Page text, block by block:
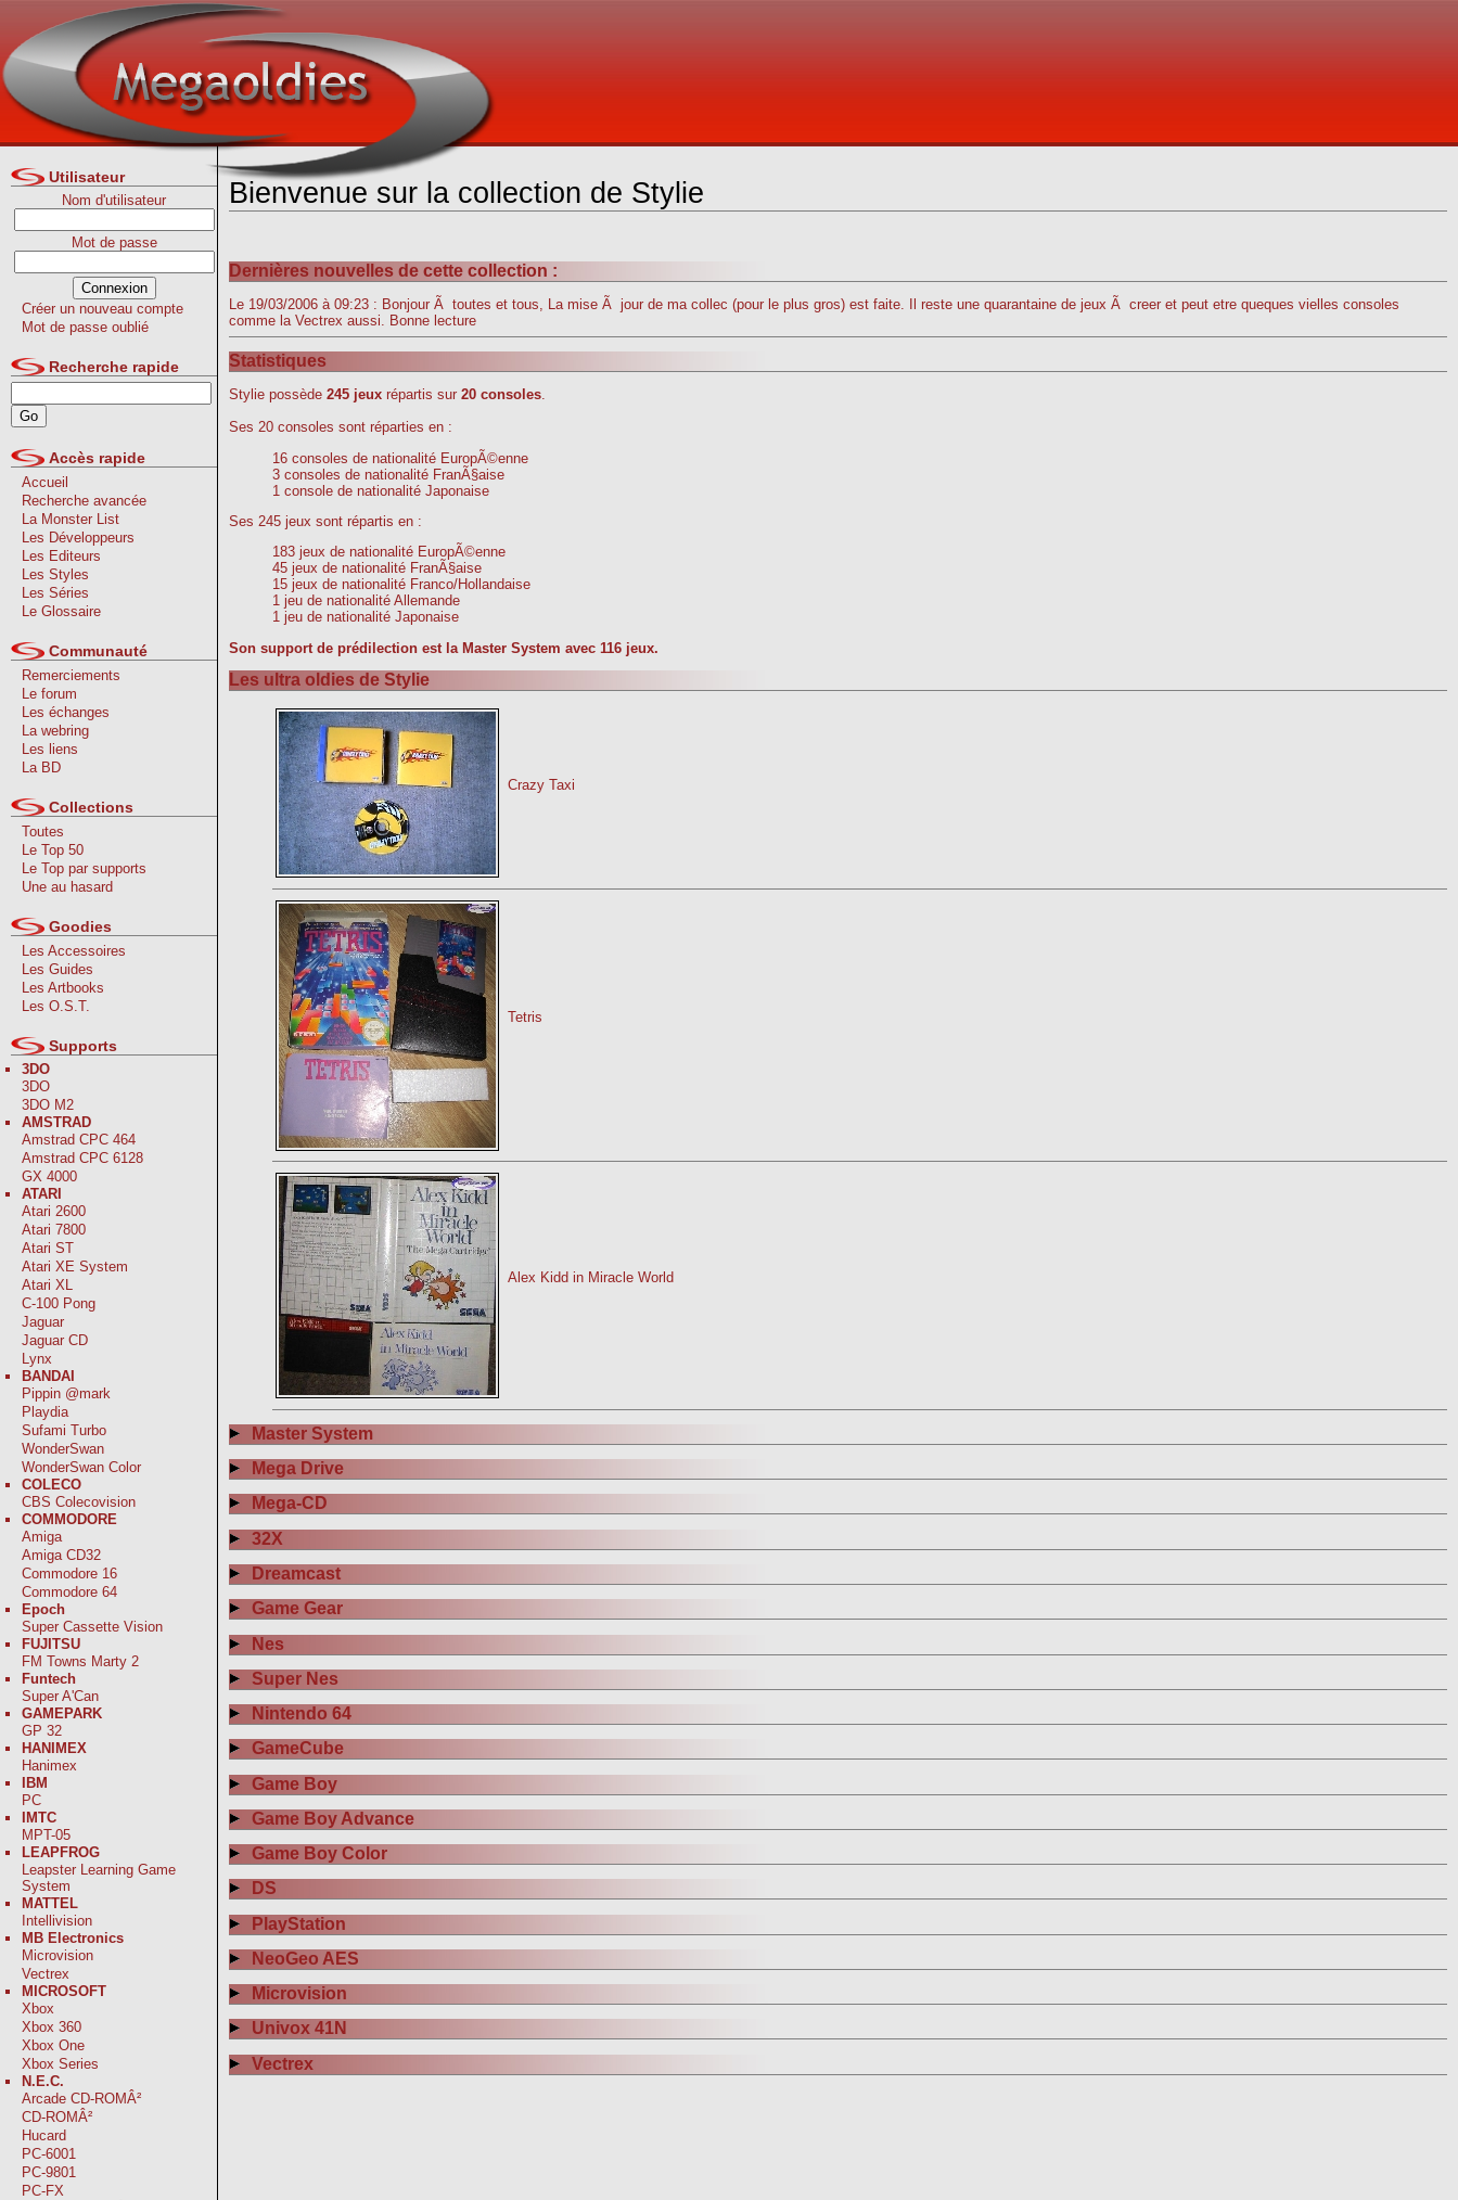
Utilisateur
Nom d'utilisateur
Mot de passe
Créer un nouveau compte
Mot de passe oublié
Recherche rapide
Accès rapide
Accueil
Recherche avancée
La Monster List
Les Développeurs
Les Editeurs
Les Styles
Les Séries
Le Glossaire
Communauté
Remerciements
Le forum
Les échanges
La webring
Les liens
La BD
Collections
Toutes
Le Top 50
Le Top par supports
Une au hasard
Goodies
Les Accessoires
Les Guides
Les Artbooks
Les O.S.T.
Supports
3DO
3DO
3DO M2
AMSTRAD
Amstrad CPC 464
Amstrad CPC 6128
GX 4000
ATARI
Atari 2600
Atari 7800
Atari ST
Atari XE System
Atari XL
C-100 Pong
Jaguar
Jaguar CD
Lynx
BANDAI
Pippin @mark
Playdia
Sufami Turbo
WonderSwan
WonderSwan Color
COLECO
CBS Colecovision
COMMODORE
Amiga
Amiga CD32
Commodore 16
Commodore 64
Epoch
Super Cassette Vision
FUJITSU
FM Towns Marty 2
Funtech
Super A'Can
GAMEPARK
GP 32
HANIMEX
Hanimex
IBM
PC
IMTC
MPT-05
LEAPFROG
Leapster Learning Game
System
MATTEL
Intellivision
MB Electronics
Microvision
Vectrex
MICROSOFT
Xbox
Xbox 360
Xbox One
Xbox Series
N.E.C.
Arcade CD-ROMÂ²
CD-ROMÂ²
Hucard
PC-6001
PC-9801
PC-FX
Bienvenue sur la collection de Stylie
Dernières nouvelles de cette collection :
Le 19/03/2006 à 09:23 : Bonjour Ã toutes et tous, La mise Ã jour de ma collec (pour le plus gros) est faite. Il reste une quarantaine de jeux Ã creer et peut etre queques vielles consoles
comme la Vectrex aussi. Bonne lecture
Statistiques
Stylie possède 245 jeux répartis sur 20 consoles.
Ses 20 consoles sont réparties en :
16 consoles de nationalité EuropÃ©enne
3 consoles de nationalité FranÃ§aise
1 console de nationalité Japonaise
Ses 245 jeux sont répartis en :
183 jeux de nationalité EuropÃ©enne
45 jeux de nationalité FranÃ§aise
15 jeux de nationalité Franco/Hollandaise
1 jeu de nationalité Allemande
1 jeu de nationalité Japonaise
Son support de prédilection est la Master System avec 116 jeux.
Les ultra oldies de Stylie
Crazy Taxi
Tetris
Alex Kidd in Miracle World
Master System
Mega Drive
Mega-CD
32X
Dreamcast
Game Gear
Nes
Super Nes
Nintendo 64
GameCube
Game Boy
Game Boy Advance
Game Boy Color
DS
PlayStation
NeoGeo AES
Microvision
Univox 41N
Vectrex